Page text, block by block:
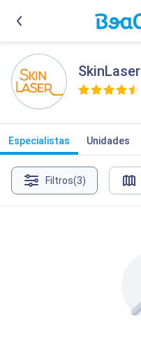
SkinLaser
Especialistas Unidades
Filtros(3)